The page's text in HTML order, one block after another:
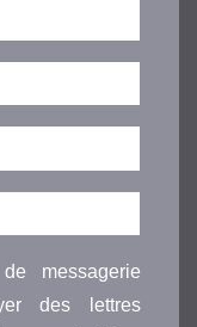
messagerie
des lettres